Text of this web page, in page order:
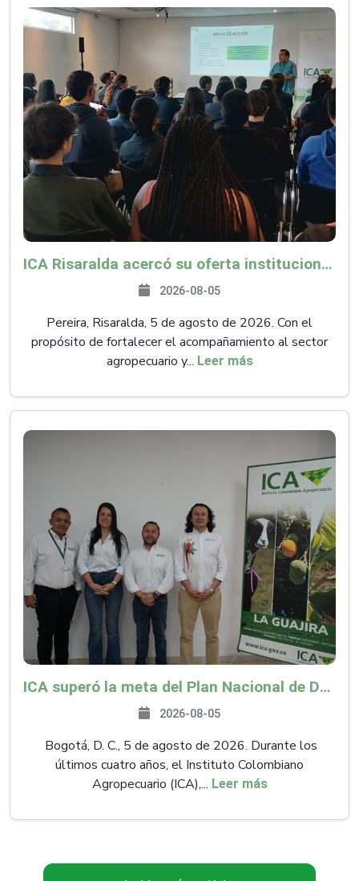
ICA Risaralda acercó su oferta institucional a productores y emprendedores en Expocamello
2026-08-05
Pereira, Risaralda, 5 de agosto de 2026. Con el
propósito de fortalecer el acompañamiento al sector
agropecuario y... Leer más
ICA superó la meta del Plan Nacional de Desarrollo y abrió 61 mercados internacionales
2026-08-05
Bogotá, D. C., 5 de agosto de 2026. Durante los
últimos cuatro años, el Instituto Colombiano
Agropecuario (ICA),... Leer más